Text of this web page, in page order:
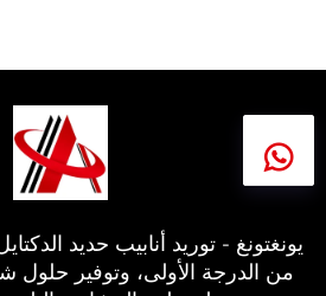
يونغتونغ - توريد أنابيب حديد
من الدرجة الأولى، وتوفير حلول